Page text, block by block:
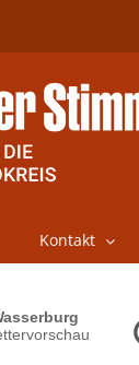
Kontakt